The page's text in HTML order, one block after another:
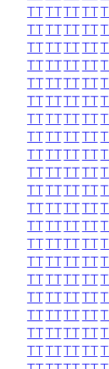
TTTTTTTT
TTTTTTTT
TTTTTTTT
TTTTTTTT
TTTTTTTT
TTTTTTTT
TTTTTTTT
TTTTTTTT
TTTTTTTT
TTTTTTTT
TTTTTTTT
TTTTTTTT
TTTTTTTT
TTTTTTTT
TTTTTTTT
TTTTTTTT
TTTTTTTT
TTTTTTTT
TTTTTTTT
TTTTTTTT